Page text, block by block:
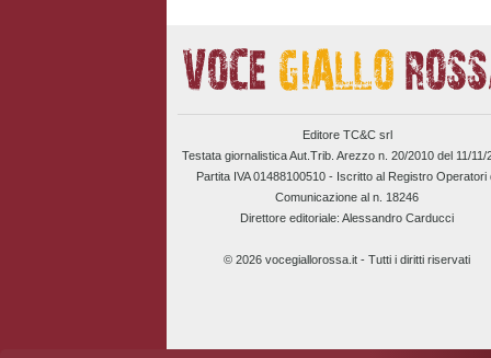
Editore TC&C srl
Testata giornalistica Aut.Trib. Arezzo n. 20/2010 del 11/11/
Partita IVA 01488100510 - Iscritto al Registro Operatori
Comunicazione al n. 18246
Direttore editoriale: Alessandro Carducci
© 2026 vocegiallorossa.it - Tutti i diritti riservati